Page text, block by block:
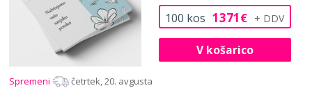
100 kos 1371€
V košarico
Spremeni četrtek, 20. avgusta